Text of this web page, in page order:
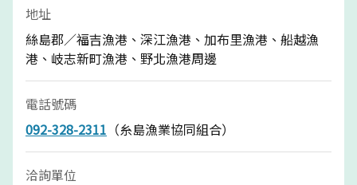
地址
絲島郡／福吉漁港、深江漁港、加布里漁港、船越漁
港、岐志新町漁港、野北漁港周邊
電話號碼
092-328-2311 （糸島漁業協同組合）
洽詢單位